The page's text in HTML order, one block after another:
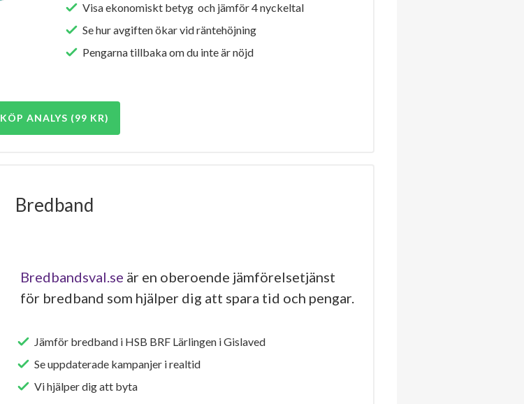
Visa ekonomiskt betyg och jämför 4 nyckeltal
Se hur avgiften ökar vid räntehöjning
Pengarna tillbaka om du inte är nöjd
KÖP ANALYS (99 KR)
Bredband
Bredbandsval.se är en oberoende jämförelsetjänst
för bredband som hjälper dig att spara tid och pengar.
Jämför bredband i HSB BRF Lärlingen i Gislaved
Se uppdaterade kampanjer i realtid
Vi hjälper dig att byta